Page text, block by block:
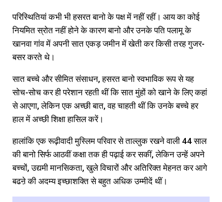
परिस्थितियां कभी भी हसरत बानो के पक्ष में नहीं रहीं। आय का कोई
नियमित स्रोत नहीं होने के कारण बानो और उनके पति पलामू के
खानवा गांव में अपनी सात एकड़ जमीन में खेती कर किसी तरह गुजर-
बसर करते थे।
सात बच्चे और सीमित संसाधन, हसरत बानो स्वभाविक रूप से यह
सोच-सोच कर ही परेशान रहती थीं कि सात मुंहों को खाने के लिए कहां
से आएगा, लेकिन एक अच्छी बात, वह चाहती थीं कि उनके बच्चे हर
हाल में अच्छी शिक्षा हासिल करें।
हालांकि एक रूढ़ीवादी मुस्लिम परिवार से ताल्लुक रखने वाली 44 साल
की बानो सिर्फ आठवीं कक्षा तक ही पढ़ाई कर सकीं, लेकिन उन्हें अपने
बच्चों, उद्यमी मानसिकता, खुले विचारों और अतिरिक्त मेहनत कर आगे
बढऩे की अदम्य इच्छाशक्ति से बहुत अधिक उम्मीदें थीं।